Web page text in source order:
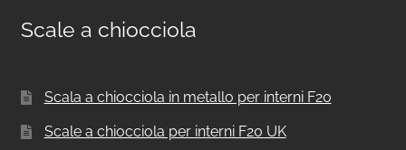
Scale a chiocciola
Scala a chiocciola in metallo per interni F20
Scale a chiocciola per interni F20 UK